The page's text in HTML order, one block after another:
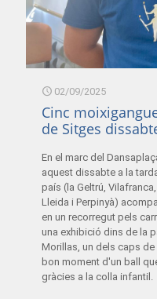
02/09/2025
Cinc
de Sitges
En el marc del
aquest dissabte a la
país (la Geltrú,
Lleida i Perpinyà)
en un recorregut pels
una exhibició dins de la
Morillas, un dels caps
bon moment d'un ball
gràcies a la colla infantil.